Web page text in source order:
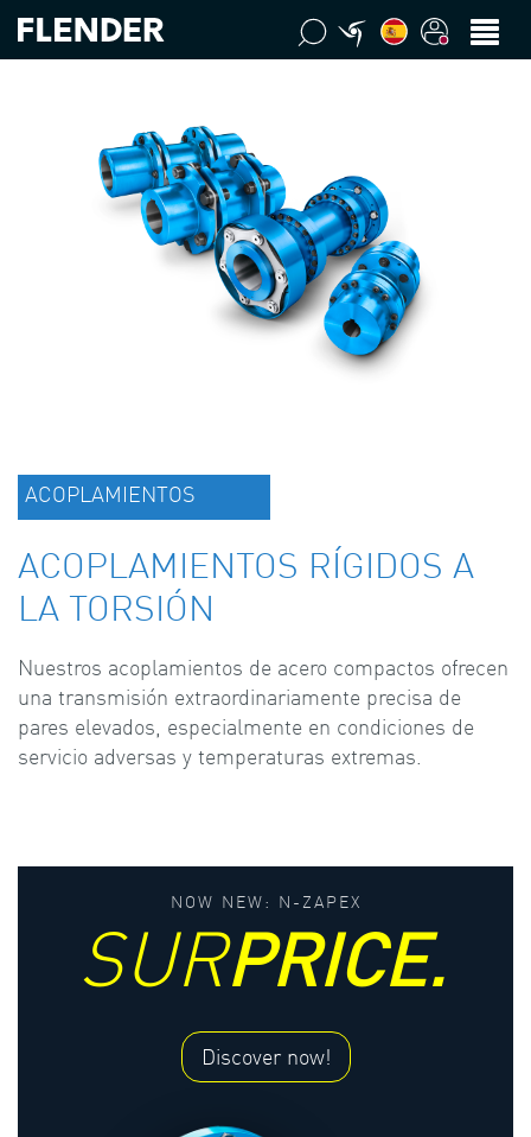
ACOPLAMIENTOS
ACOPLAMIENTOS RÍGIDOS A
LA TORSIÓN
Nuestros acoplamientos de acero compactos ofrecen
una transmisión extraordinariamente precisa de
pares elevados, especialmente en condiciones de
servicio adversas y temperaturas extremas.
NOW NEW: N-ZAPEX
SURPRICE.
Discover now!